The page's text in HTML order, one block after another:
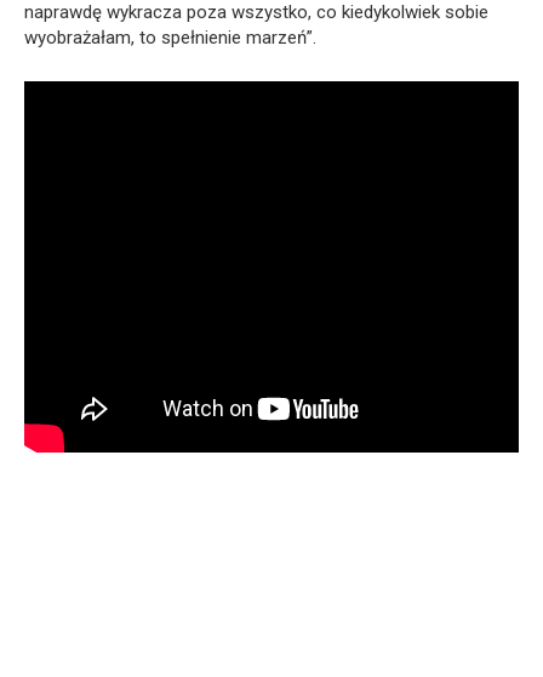
naprawdę wykracza poza wszystko, co kiedykolwiek sobie
wyobrażałam, to spełnienie marzeń”.